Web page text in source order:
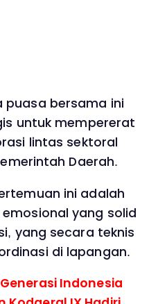
puasa bersama ini
untuk mempererat
lintas sektoral
Daerah.
ini adalah
yang solid
yang secara teknis
di lapangan.
Indonesia